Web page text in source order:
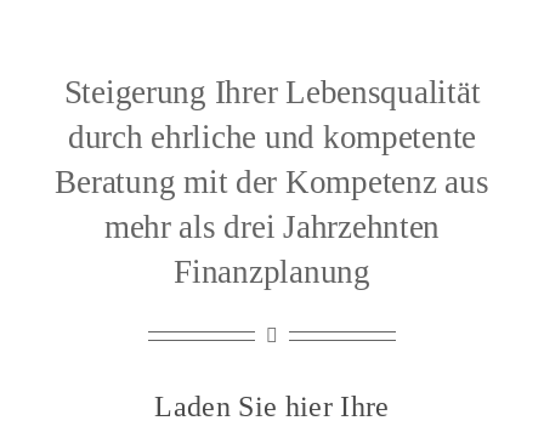
Steigerung Ihrer Lebensqualität
durch ehrliche und kompetente
Beratung mit der Kompetenz aus
mehr als drei Jahrzehnten
Finanzplanung
Laden Sie hier Ihre